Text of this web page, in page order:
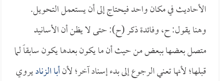
الأحاديث في مكان واحد فيحتاج إلى أن يستعمل التحويل.
وهنا يقول: ح، وفائدة ذكر (ح): حتى لا يظن أن الأسانيد
متصل بعضها ببعض من حيث أن ما يكون بعدها يكون سابقاً لما
قبلها؛ لأنها تعني الرجوع إلى بدء إسناد آخر؛ لأنأبا الزناديروي